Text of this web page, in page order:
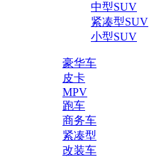
中型SUV
紧凑型SUV
小型SUV
豪华车
皮卡
MPV
跑车
商务车
紧凑型
改装车